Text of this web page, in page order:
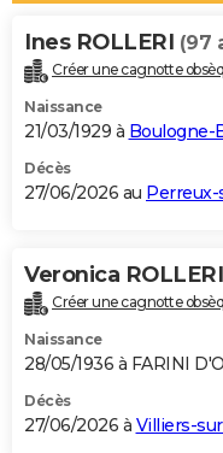
Alimentation
Guide de la santé
Maladies
Médicaments
Sommeil
VOYAGE
Destinations
City break
Voyage nature
Voyage de noces
Forum
Climat
+PHOTO
GUIDES D'ACHAT
BONS PLANS
Carte de Noël
Carte Bonne année
Carte Saint-Valentin
Carte Pâques
Carte d'anniversaire
DICTIONNAIRE
Dictionnaire
Biographies
Citations
Expressions
Proverbes
PROGRAMME TV
S'inscrire
Se connecter
Lycées
Collèges
Primaires
Universités
Entreprises
Service militaire
Avis de recherche
AVIS DE DÉCÈS
Ines ROLLERI (97
Créer une cagnotte
Naissance
21/03/1929 à Boulogne-
Décès
27/06/2026 au
Veronica ROLLERI
Créer une cagnotte
Naissance
28/05/1936 à FARINI
Décès
27/06/2026 à Villiers-